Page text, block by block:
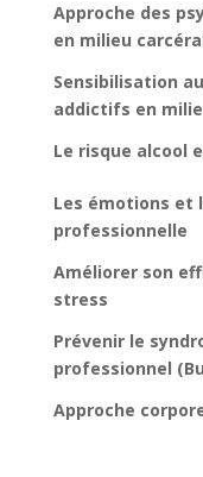
Approche des
en milieu
Sensibilisation
addictifs en
Le risque alcool
Les émotions
professionnelle
Améliorer son
stress
Prévenir le
professionnel
Approche